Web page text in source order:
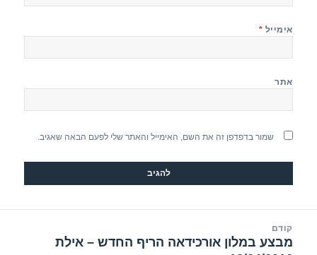
אימייל *
אתר
שמור בדפדפן זה את השם, האימייל והאתר שלי לפעם הבאה שאגיב.
קודם
הפוסט
מבצע במלון אורכידאה הריף החדש – אילת